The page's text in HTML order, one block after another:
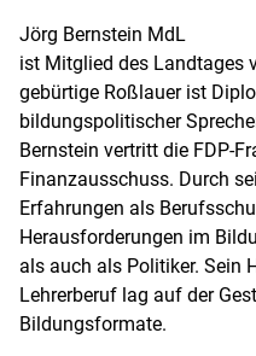
Jörg Bernstein MdL
ist Mitglied des Landtages
gebürtige Roßlauer ist
bildungspolitischer
Bernstein vertritt die FDP-
Finanzausschuss. Durch
Erfahrungen als
Herausforderungen im
als auch als Politiker. Sein
Lehrerberuf lag auf der
Bildungsformate.